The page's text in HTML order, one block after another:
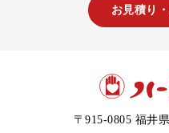
お見積り
〒915-0805 福井